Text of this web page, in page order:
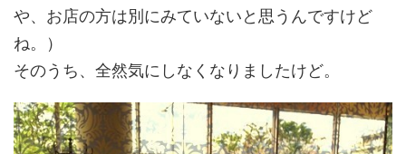
や、お店の方は別にみていないと思うんですけど
ね。）
そのうち、全然気にしなくなりましたけど。